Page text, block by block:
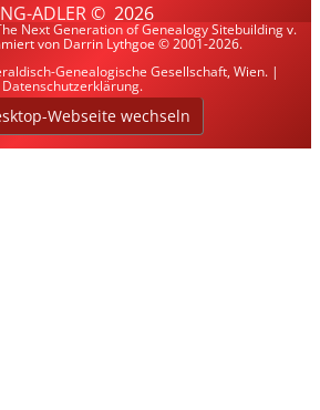
ADLER© 2026
Next Generation of Genealogy Sitebuildingv.
von Darrin Lythgoe © 2001-2026.
Genealogische Gesellschaft, Wien. |
Datenschutzerklärung.
Webseite wechseln